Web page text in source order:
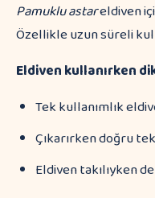
Pamuklu astareldiven
Özellikle uzun süreli
Eldiven kullanırken
Tek kullanımlık
Çıkarırken doğru
Eldiven takılıyken